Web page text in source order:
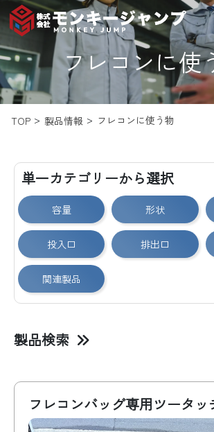
フレコンに使
TOP 製品情報 フレコンに使う物
単一カテゴリーから選択
容量 形状
投入口 排出口
関連製品
製品検索
容量
フレコンバッグ専用ツータッ